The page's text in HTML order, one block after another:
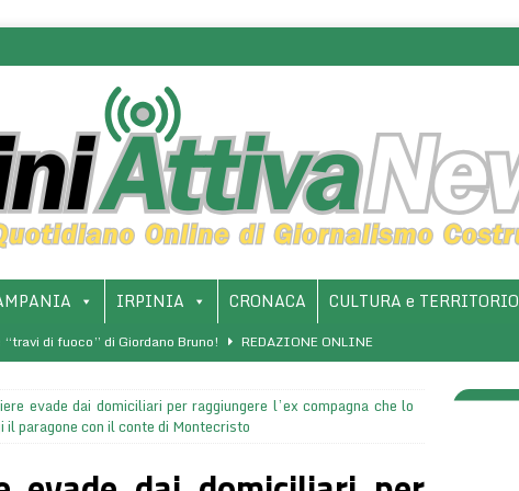
IRPINIA CRONACA CULTURA e TERRITORIO
di fuoco” di Giordano Bruno!
REDAZIONE ONLINE
evade dai domiciliari per raggiungere l’ex compagna che lo
paragone con il conte di Montecristo